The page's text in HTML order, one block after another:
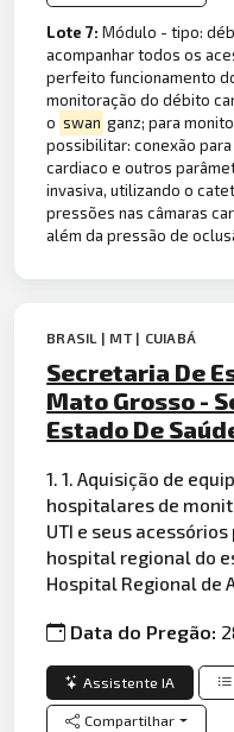
Lote 7:Módulo - tipo:
acompanhar todos os
perfeito funcionamento
monitoração do débito
o swan ganz; para
possibilitar: conexão
cardiaco e outros
invasiva, utilizando o
pressões nas câmaras
além da pressão de
BRASIL | MT | CUIABÁ
Secretaria De
Mato Grosso -
Estado De
1. 1. Aquisição de
hospitalares de
UTI e seus
hospital regional do
Hospital Regional de
Data do Pregão:
Assistente IA
Compartilhar